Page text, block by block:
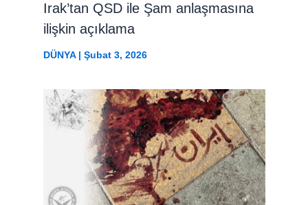
Irak’tan QSD ile Şam anlaşmasına
ilişkin açıklama
DÜNYA| Şubat 3, 2026